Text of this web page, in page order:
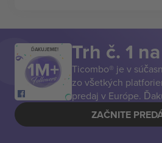
ĎAKUJEME! Trh č. 1
Ticombo® je v
zo všetkých
predaj v Európe.
ZAČNITE